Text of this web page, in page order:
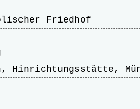
Friedhof
Hinrichtungsstätte,